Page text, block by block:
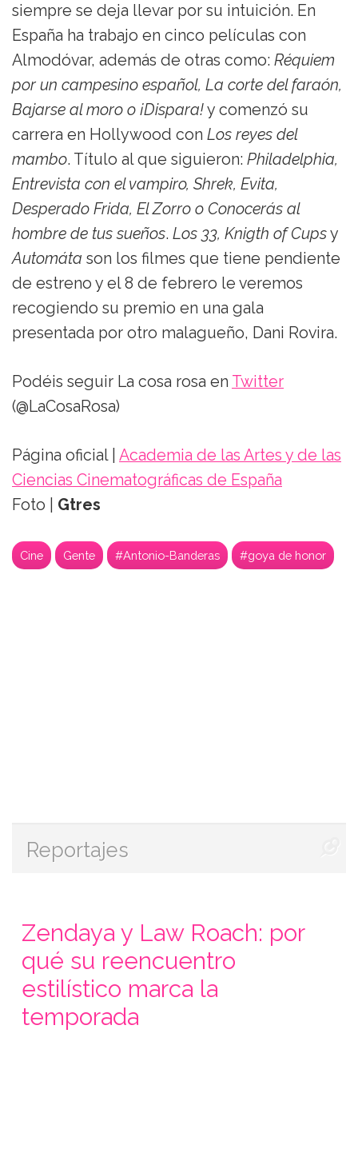
siempre se deja llevar por su intuición. En
España ha trabajo en cinco películas con
Almodóvar, además de otras como: Réquiem
por un campesino español, La corte del faraón,
Bajarse al moro o ¡Dispara!y comenzó su
carrera en Hollywood con Los reyes del
mambo. Título al que siguieron: Philadelphia,
Entrevista con el vampiro, Shrek, Evita,
Desperado Frida, El Zorro o Conocerás al
hombre de tus sueños. Los 33, Knigth of Cupsy
Automáta son los filmes que tiene pendiente
de estreno y el 8 de febrero le veremos
recogiendo su premio en una gala
presentada por otro malagueño, Dani Rovira.
Podéis seguir La cosa rosa en Twitter
(@LaCosaRosa)
Página oficial | Academia de las Artes y de las
Ciencias Cinematográficas de España
Foto | Gtres
Cine Gente #Antonio-Banderas #goya de honor
Reportajes
Zendaya y Law Roach: por
qué su reencuentro
estilístico marca la
temporada